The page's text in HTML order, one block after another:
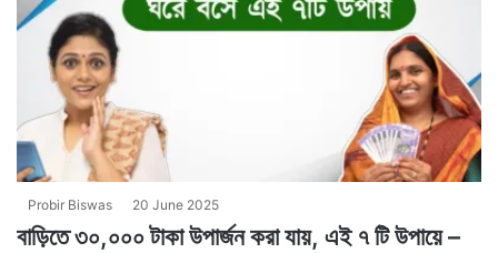
Probir Biswas 20 June 2025
বাড়িতে ৩০,০০০ টাকা উপার্জন করা যায়, এই ৭ টি উপায়ে –